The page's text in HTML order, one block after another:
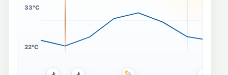
33°C
22°C